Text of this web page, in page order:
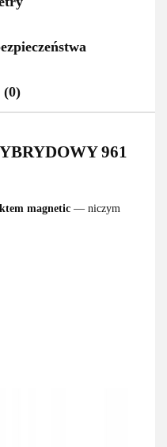
(0)
961
magnetic — niczym